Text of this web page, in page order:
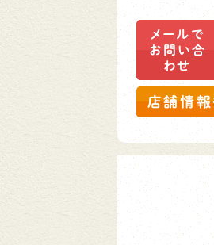
メールで
お問い合
わせ
店舗情報